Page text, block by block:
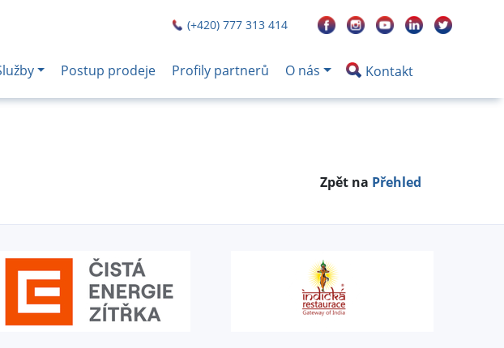
(+420) 777 313 414
Postup prodeje Profily partnerů O nás
Kontakt
Zpět na Přehled